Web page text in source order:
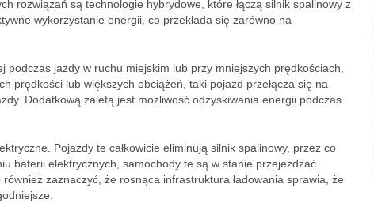
rozwiązań są technologie hybrydowe, które łączą silnik spalinowy z
wykorzystanie energii, co przekłada się zarówno na
jazdy w ruchu miejskim lub przy mniejszych prędkościach,
prędkości lub większych obciążeń, taki pojazd przełącza się na
Dodatkową zaletą jest możliwość odzyskiwania energii podczas
Pojazdy te całkowicie eliminują silnik spalinowy, przez co
baterii elektrycznych, samochody te są w stanie przejeżdżać
zaznaczyć, że rosnąca infrastruktura ładowania sprawia, że